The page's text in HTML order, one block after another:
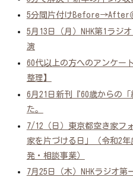
5分間片付けBefore→After
5月13日（月）NHK第1ラジ
演
60代以上の方へのアンケー
整理】
6月21日新刊『60歳からの
た。
7/12（日）東京都空き家
家を片づける日」（令和2
発・相談事業）
7月25日（木）NHKラジオ